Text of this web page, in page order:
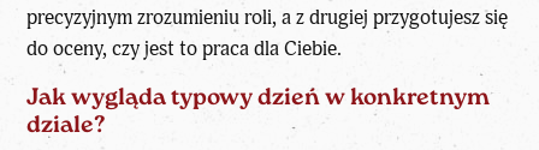
precyzyjnym zrozumieniu roli, a z drugiej przygotujesz się
do oceny, czy jest to praca dla Ciebie.
Jak wygląda typowy dzień w konkretnym
dziale?